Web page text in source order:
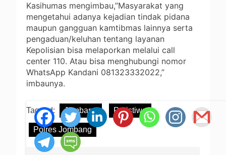
Kasihumas mengimbau,”Masyarakat yang
mengetahui adanya kejadian tindak pidana
maupun gangguan kamtibmas lainnya serta
pengaduan/keluhan tentang layanan
Kepolisian bisa melaporkan melalui call
center 110. Atau bisa menghubungi nomor
WhatsApp Kandani 081323332022,”
imbaunya.
Tagged: Jombang Peristiwa
Polres Jombang